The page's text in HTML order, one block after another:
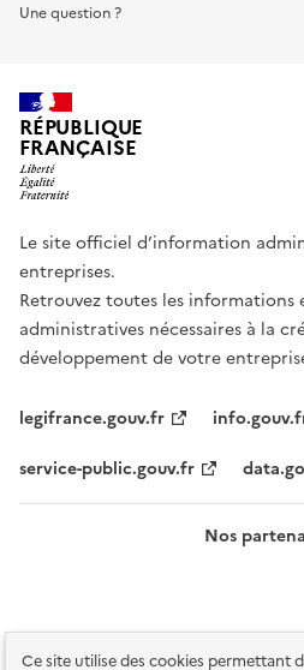
Ce site utilise des cookies permettant
Une question ?
RÉPUBLIQUE
FRANÇAISE
Le site officiel d’information
entreprises.
Retrouvez toutes les informations
administratives nécessaires à la
développement de votre
legifrance.gouv.fr
service-public.gouv.fr
Nos